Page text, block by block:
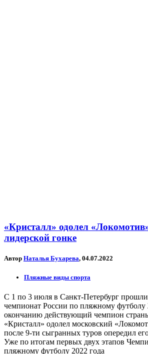
«Кристалл» одолел
лидерской гонке
Автор Наталья Бухарева, 04.07.2022
Пляжные виды спорта
С 1 по 3 июля в Санкт-Петербург прошли
чемпионат России по пляжному футболу
окончанию действующий чемпион
«Кристалл» одолел московский
после 9-ти сыгранных туров опередил
Уже по итогам первых двух этапов
пляжному футболу 2022 года